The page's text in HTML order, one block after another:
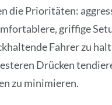
die Prioritäten:
griffige
Fahrer zu
Drücken
zu minimieren.